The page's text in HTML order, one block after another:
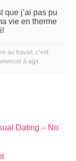
que j’ai pas pu
vie en therme
au travail, c’est
à agir.
Dating – No